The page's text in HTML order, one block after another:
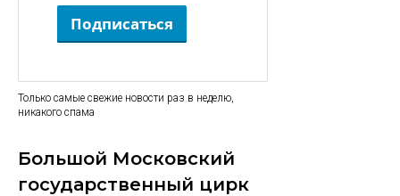
Подписаться
Только самые свежие новости раз в неделю,
никакого спама
Большой Московский
государственный цирк